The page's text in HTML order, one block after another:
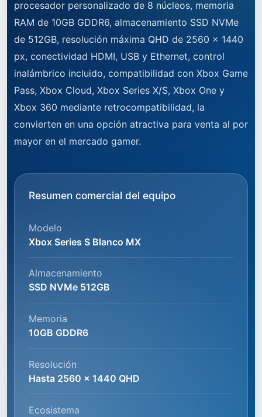
procesador personalizado de 8 núcleos, memoria
RAM de 10GB GDDR6, almacenamiento SSD NVMe
de 512GB, resolución máxima QHD de 2560 x 1440
px, conectividad HDMI, USB y Ethernet, control
inalámbrico incluido, compatibilidad con Xbox Game
Pass, Xbox Cloud, Xbox Series X/S, Xbox One y
Xbox 360 mediante retrocompatibilidad, la
convierten en una opción atractiva para venta al por
mayor en el mercado gamer.
Resumen comercial del equipo
Modelo
Xbox Series S Blanco MX
Almacenamiento
SSD NVMe 512GB
Memoria
10GB GDDR6
Resolución
Hasta 2560 x 1440 QHD
Ecosistema